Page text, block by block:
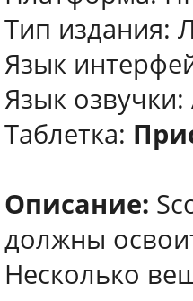
Тип издания:
Язык
Язык
Таблетка:
Описание:
должны
Несколько